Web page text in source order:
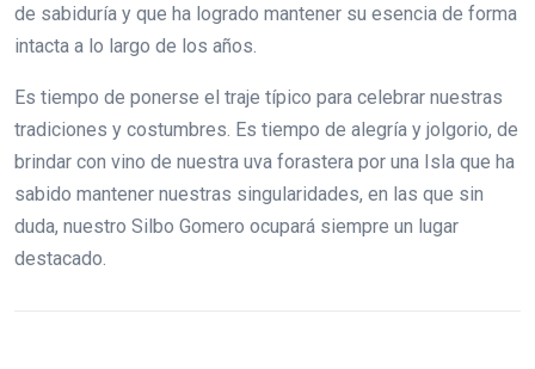
de sabiduría y que ha logrado mantener su esencia de forma
intacta a lo largo de los años.
Es tiempo de ponerse el traje típico para celebrar nuestras
tradiciones y costumbres. Es tiempo de alegría y jolgorio, de
brindar con vino de nuestra uva forastera por una Isla que ha
sabido mantener nuestras singularidades, en las que sin
duda, nuestro Silbo Gomero ocupará siempre un lugar
destacado.